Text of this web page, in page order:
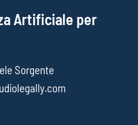
Artificiale per
Sorgente